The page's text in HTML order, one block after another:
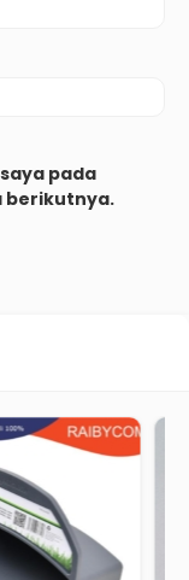
pada
berikutnya.